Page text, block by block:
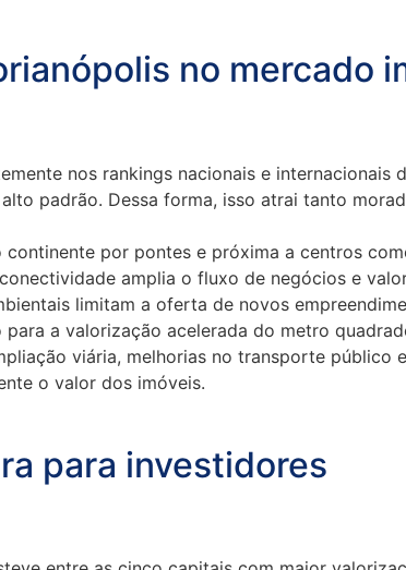
no mercado
nos rankings nacionais e internacionais
padrão. Dessa forma, isso atrai tanto
continente por pontes e próxima a centros
amplia o fluxo de negócios e
limitam a oferta de novos
a valorização acelerada do metro
viária, melhorias no transporte público
o valor dos imóveis.
para investidores